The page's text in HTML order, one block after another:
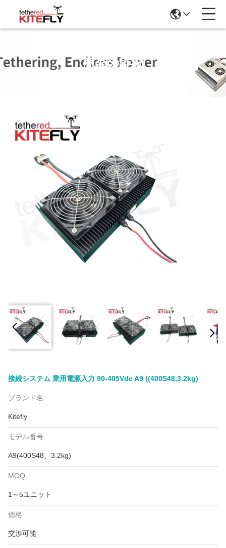
商品の詳細
接続システム 乗用電源入力 90-405Vdc A9 ((400S48,3.2kg)
ブランド名:
Kitefly
モデル番号:
A9(400S48、3.2kg)
MOQ:
1～5ユニット
価格:
交渉可能